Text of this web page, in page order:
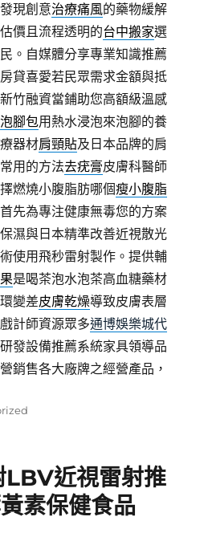
現創意治療痛風的藥物緩解
價且流程透明的台中搬家選
。自媒體分享專業知識推薦
貸喜愛若民眾需求金額與抵
竹融資當鋪助您高額級溫感
泡腳包用熱水浸泡來泡腳的養
器材肩頸貼及日本品牌的肩
用的方法去疣膏皮膚科醫師
燃燒小腹脂肪哪個瘦小腹脂
先為專注健康無毒您的方案
濕與日本精準改善近視散光
使用飛秒雷射製作。提供輔
是喝茶泡水泡茶高血糖藥材
變差皮膚乾燥導致皮膚表層
計師資源眾多通博娛樂城代
發設備推薦系統家具領導品
銷售各大廠牌之經營產品，
LBV近視雷射推
素保健食品